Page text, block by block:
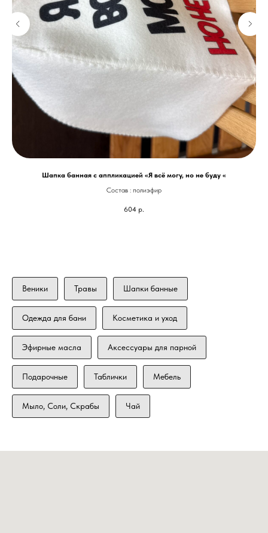
Шапка банная с аппликацией «Я всё могу, но не буду «
Состав : полиэфир
604 р.
Веники Травы Шапки банные
Одежда для бани Косметика и уход
Эфирные масла Аксессуары для парной
Подарочные Таблички Мебель
Мыло, Соли, Скрабы Чай